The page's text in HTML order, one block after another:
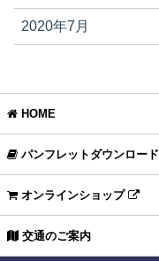
2020年7月
HOME
パンフレットダウンロード
オンラインショップ
交通のご案内